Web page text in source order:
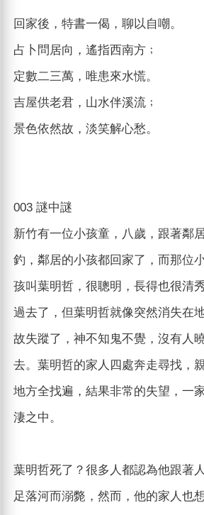
回家後，特書一偈，聊以自嘲。
占卜問居向，遙指西南方﹔
定數二三萬，唯患來水慌。
吉屋供老君，山水伴溪流﹔
景色依然故，淡笑解心愁。
003 謎中謎
新竹有一位小孩童，八歲，跟著鄰
釣，鄰居的小孩都回家了，而那位
孩叫葉明哲，很聰明，長得也很清
過去了，但葉明哲就像突然消失在
故失蹤了，神不知鬼不覺，沒有人
去。葉明哲的家人四處奔走尋找，
地方全找遍，結果非常的失望，一
淒之中。
葉明哲死了？很多人都認為他跟著
足落河而溺斃，然而，他的家人也